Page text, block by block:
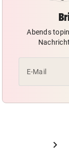
Abends
E-Mail
chevron_right